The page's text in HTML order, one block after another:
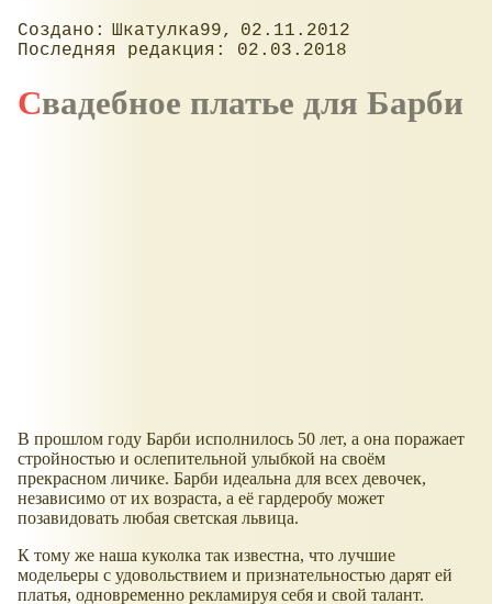
Шкатулка99
02.11.2012
02.03.2018
Свадебное платье для Барби
В прошлом году Барби исполнилось 50 лет, а она поражает
стройностью и ослепительной улыбкой на своём
прекрасном личике. Барби идеальна для всех девочек,
независимо от их возраста, а её гардеробу может
позавидовать любая светская львица.
К тому же наша куколка так известна, что лучшие
модельеры с удовольствием и признательностью дарят ей
платья, одновременно рекламируя себя и свой талант.